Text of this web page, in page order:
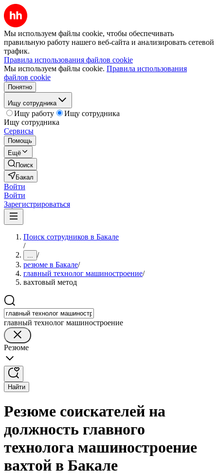
Мы используем файлы cookie, чтобы обеспечивать
правильную работу нашего веб-сайта и анализировать сетевой
трафик.
Правила использования файлов cookie
Мы используем файлы cookie. Правила использования
файлов cookie
Понятно
Ищу сотрудника
Ищу работу
Ищу сотрудника
Ищу сотрудника
Сервисы
Помощь
Ещё
Поиск
Бакал
Войти
Войти
Зарегистрироваться
Поиск сотрудников в Бакале
/
... /
резюме в Бакале/
главный технолог машиностроение/
вахтовый метод
главный технолог машиностроение
Резюме
Найти
Резюме соискателей на
должность главного
технолога машиностроение
вахтой в Бакале